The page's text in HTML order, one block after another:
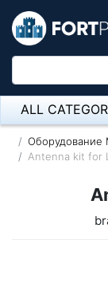
ALL
Микрофон
Оборудование
Antenna kit for